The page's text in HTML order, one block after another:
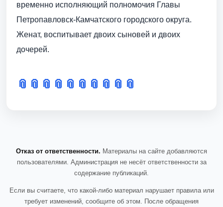
временно исполняющий полномочия Главы
Петропавловск-Камчатского городского округа.
Женат, воспитывает двоих сыновей и двоих
дочерей.
📎 📎 📎 📎 📎 📎 📎 📎 📎 📎
Отказ от ответственности. Материалы на сайте добавляются
пользователями. Администрация не несёт ответственности за
содержание публикаций.
Если вы считаете, что какой-либо материал нарушает правила или
требует изменений, сообщите об этом. После обращения